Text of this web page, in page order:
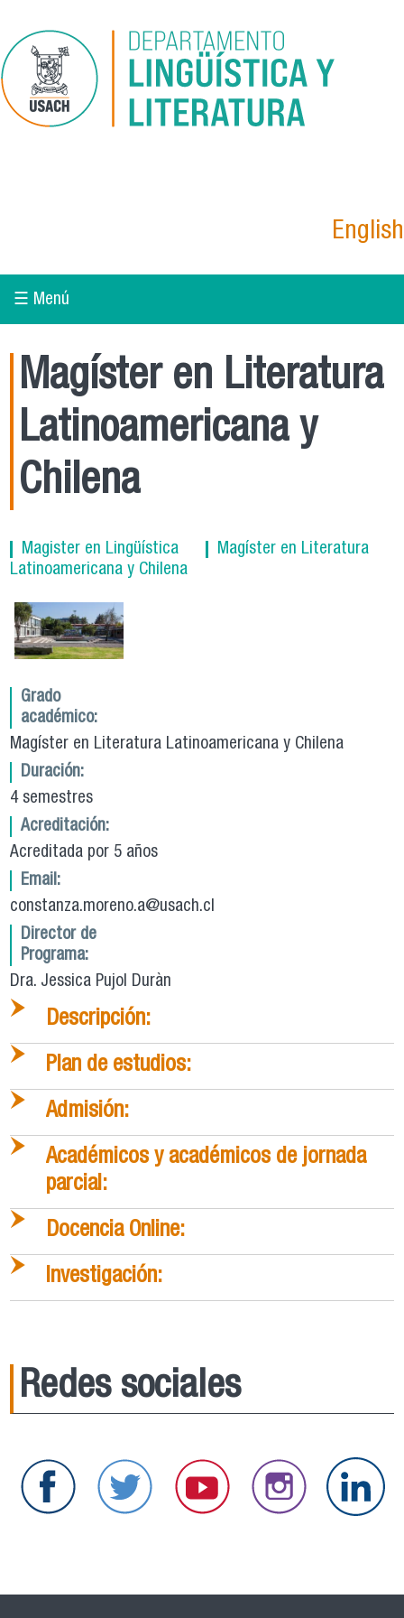
English
☰ Menú
Magíster en Literatura
Latinoamericana y
Chilena
Magister en Lingüística
Magíster en Literatura
Latinoamericana y Chilena
Grado
académico:
Magíster en Literatura Latinoamericana y Chilena
Duración:
4 semestres
Acreditación:
Acreditada por 5 años
Email:
constanza.moreno.a@usach.cl
Director de
Programa:
Dra. Jessica Pujol Duràn
Descripción:
Plan de estudios:
Admisión:
Académicos y académicos de jornada
parcial:
Docencia Online:
Investigación:
Redes sociales